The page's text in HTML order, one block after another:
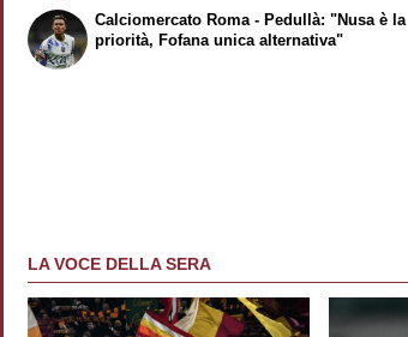
Calciomercato Roma - Pedullà: "Nusa è la
priorità, Fofana unica alternativa"
LA VOCE DELLA SERA